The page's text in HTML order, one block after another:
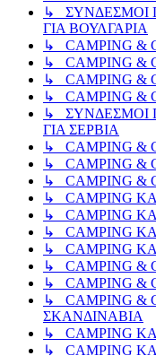
↳ ΣΥΝΔΕΣΜΟΙ
ΓΙΑ ΒΟΥΛΓΑΡΙΑ
↳ CAMPING &
↳ CAMPING &
↳ CAMPING &
↳ CAMPING &
↳ ΣΥΝΔΕΣΜΟΙ
ΓΙΑ ΣΕΡΒΙΑ
↳ CAMPING &
↳ CAMPING &
↳ CAMPING &
↳ CAMPING
↳ CAMPING
↳ CAMPING
↳ CAMPING
↳ CAMPING &
↳ CAMPING &
↳ CAMPING &
ΣΚΑΝΔΙΝΑΒΙΑ
↳ CAMPING
↳ CAMPING